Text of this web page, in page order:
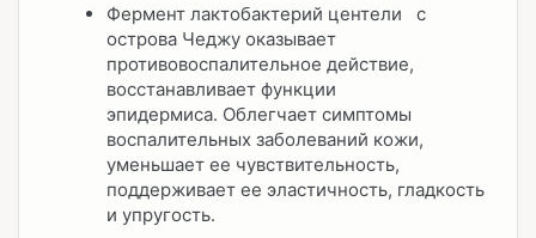
Фермент лактобактерий центели с
острова Чеджу оказывает
противовоспалительное действие,
восстанавливает функции
эпидермиса. Облегчает симптомы
воспалительных заболеваний кожи,
уменьшает ее чувствительность,
поддерживает ее эластичность, гладкость
и упругость.